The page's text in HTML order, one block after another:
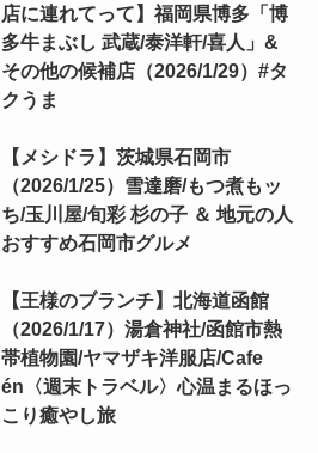
店に連れてって】福岡県博多「博
多牛まぶし 武蔵/泰洋軒/喜人」&
その他の候補店（2026/1/29）#タ
クうま
【メシドラ】茨城県石岡市
（2026/1/25）雪達磨/もつ煮もッ
ち/玉川屋/旬彩 杉の子 ＆ 地元の人
おすすめ石岡市グルメ
【王様のブランチ】北海道函館
（2026/1/17）湯倉神社/函館市熱
帯植物園/ヤマザキ洋服店/Cafe
én〈週末トラベル〉心温まるほっ
こり癒やし旅